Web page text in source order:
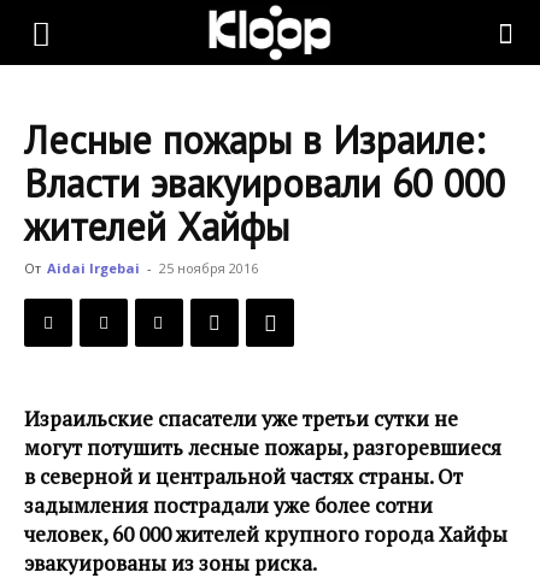
KLOOP.KG
Новости
Кыргызстана
Лесные пожары в Израиле:
Власти эвакуировали 60 000
жителей Хайфы
От Aidai Irgebai - 25 ноября 2016
Израильские спасатели уже третьи сутки не
могут потушить лесные пожары, разгоревшиеся
в северной и центральной частях страны. От
задымления пострадали уже более сотни
человек, 60 000 жителей крупного города Хайфы
эвакуированы из зоны риска.